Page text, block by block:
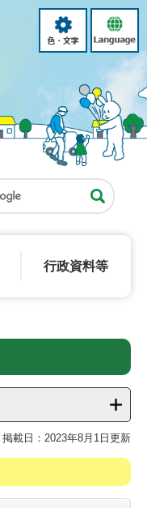
色・
文
language
行政資料等
掲載日：2023年8月1日更新